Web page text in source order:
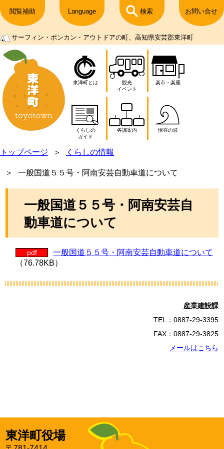
閲覧補助 Language 検索 お問い合せ
サーフィン・ポンカン・アウトドアの町、高知県安芸郡東洋町
東洋町とは
観光
イベント
楽市・楽座
くらしの
ガイド
各課案内 現在の波
トップページ くらしの情報
一般国道５５号・阿南安芸自動車道について
一般国道５５号・阿南安芸自
動車道について
pdf
一般国道５５号・阿南安芸自動車道について
（76.78KB）
産業建設課
TEL：0887-29-3395
FAX：0887-29-3825
メールはこちら
東洋町役場